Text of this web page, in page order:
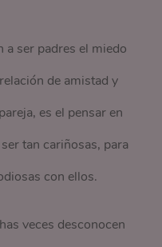
a ser padres el miedo
de amistad y
es el pensar en
tan cariñosas, para
con ellos.
veces desconocen